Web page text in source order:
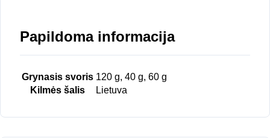
Papildoma informacija
Grynasis svoris 120 g, 40 g, 60 g
Kilmės šalis
Lietuva